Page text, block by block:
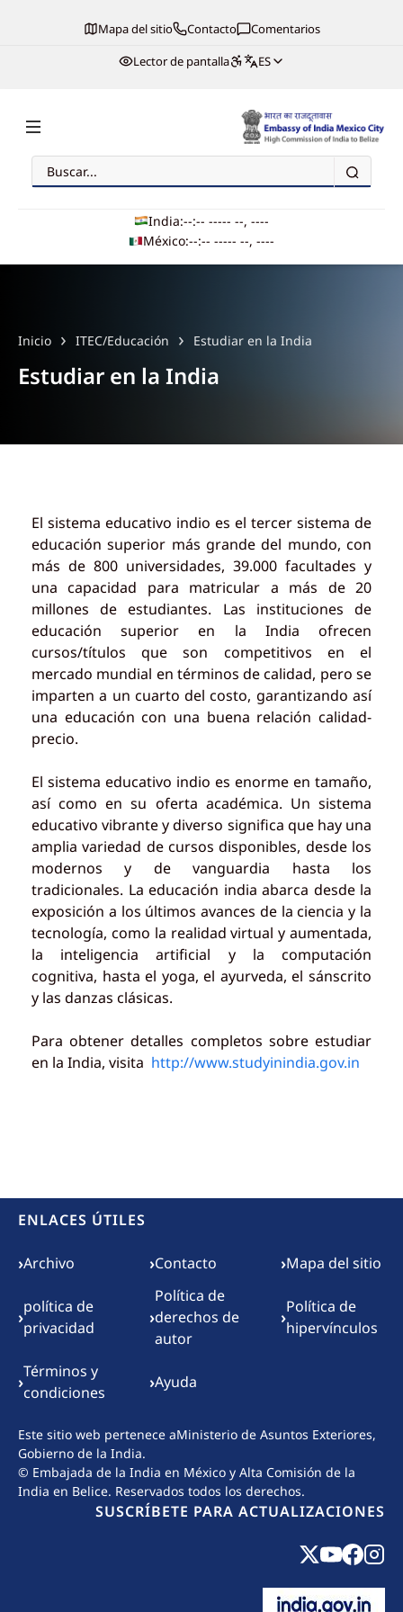
Mapa del sitio Contacto
Comentarios
Lector de pantalla
ES
Embassy of India, Mexico
Buscar
India:--:-- ----- --, ----
México:--:-- ----- --, ----
Main navigation
Inicio ITEC/Educación Estudiar en la India
Estudiar en la India
El sistema educativo indio es el tercer sistema de
educación superior más grande del mundo, con
más de 800 universidades, 39.000 facultades y
una capacidad para matricular a más de 20
millones de estudiantes. Las instituciones de
educación superior en la India ofrecen
cursos/títulos que son competitivos en el
mercado mundial en términos de calidad, pero se
imparten a un cuarto del costo, garantizando así
una educación con una buena relación calidad-
precio.
El sistema educativo indio es enorme en tamaño,
así como en su oferta académica. Un sistema
educativo vibrante y diverso significa que hay una
amplia variedad de cursos disponibles, desde los
modernos y de vanguardia hasta los
tradicionales. La educación india abarca desde la
exposición a los últimos avances de la ciencia y la
tecnología, como la realidad virtual y aumentada,
la inteligencia artificial y la computación
cognitiva, hasta el yoga, el ayurveda, el sánscrito
y las danzas clásicas.
Para obtener detalles completos sobre estudiar
en la India, visita http://www.studyinindia.gov.in
ENLACES ÚTILES
Footer menu
›Archivo ›Contacto ›Mapa del sitio
›política de
privacidad
›
Política de
derechos de
autor
›Política de
hipervínculos
›Términos y
condiciones
›Ayuda
Este sitio web pertenece aMinisterio de Asuntos Exteriores,
Gobierno de la India.
© Embajada de la India en México y Alta Comisión de la
India en Belice. Reservados todos los derechos.
SUSCRÍBETE PARA ACTUALIZACIONES